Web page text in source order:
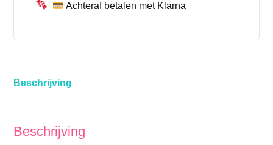
Achteraf betalen met Klarna
Beschrijving
Beschrijving